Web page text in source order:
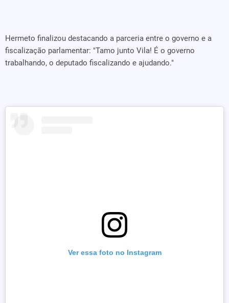
Hermeto finalizou destacando a parceria entre o governo e a
fiscalização parlamentar: "Tamo junto Vila! É o governo
trabalhando, o deputado fiscalizando e ajudando."
Ver essa foto no Instagram